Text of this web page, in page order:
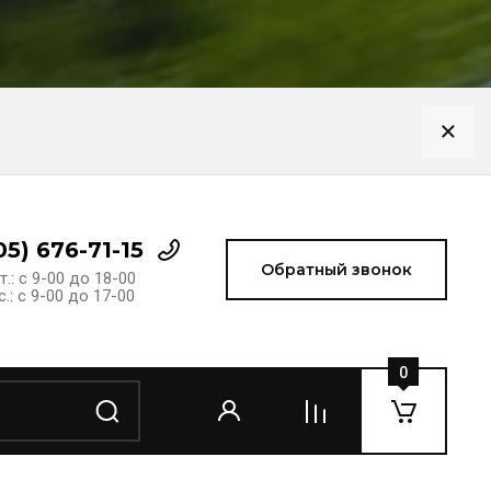
676-71-15
с 9-00 до 18-00
с 9-00 до 17-00
Обратный звонок
0